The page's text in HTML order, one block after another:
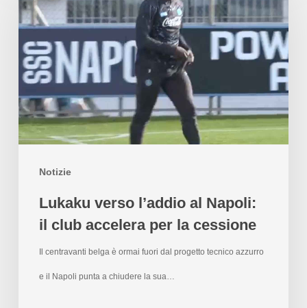
Notizie
Lukaku verso l’addio al Napoli:
il club accelera per la cessione
Il centravanti belga è ormai fuori dal progetto tecnico azzurro
e il Napoli punta a chiudere la sua…